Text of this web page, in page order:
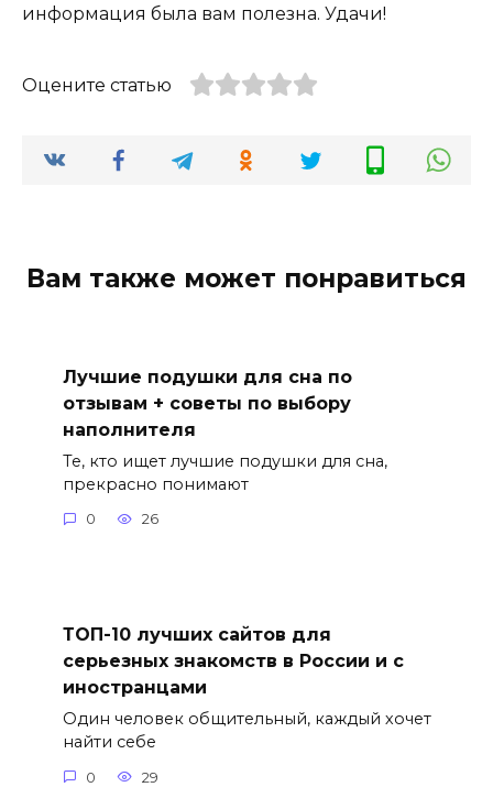
информация была вам полезна. Удачи!
Оцените статью
Вам также может понравиться
Лучшие подушки для сна по
отзывам + советы по выбору
наполнителя
Те, кто ищет лучшие подушки для сна,
прекрасно понимают
0 26
ТОП-10 лучших сайтов для
серьезных знакомств в России и с
иностранцами
Один человек общительный, каждый хочет
найти себе
0 29